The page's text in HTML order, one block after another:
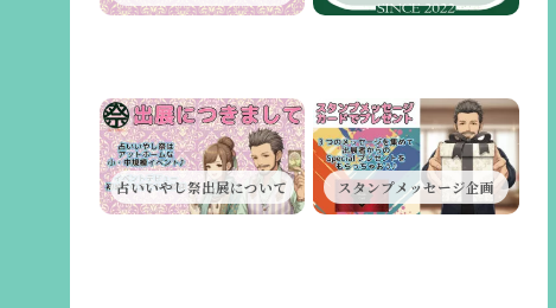
占いいやし祭出展について スタンプメッセージ企画